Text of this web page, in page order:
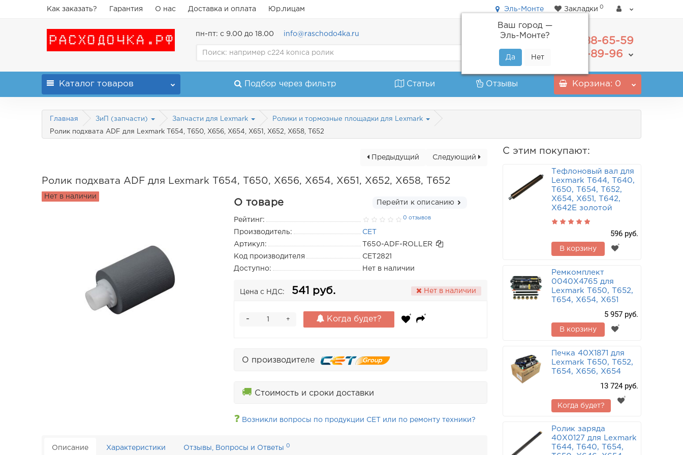
Как заказать? Гарантия О нас Доставка и оплата Юр.лицам Эль-Монте
Ваш город —
Эль-Монте?
Закладки 0
пн-пт: с 9.00 до 18.00 info@raschodo4ka.ru
488-65-59
+7(800) 555-89-96
Каталог товаров Подбор через фильтр Статьи Отзывы Корзина: 0
Главная ЗиП (запчасти) Запчасти для Lexmark Ролики и тормозные площадки для Lexmark
Ролик подхвата ADF для Lexmark T654, T650, X656, X654, X651, X652, X658, T652
Следующий
Предыдущий
Ролик подхвата ADF для Lexmark T654, T650, X656, X654, X651, X652, X658, T652
Нет в наличии
О товаре Перейти к описанию
Рейтинг: 0 отзывов
Производитель:
CET
Артикул:
T650-ADF-ROLLER
Код производителя
CET2821
Доступно:
Нет в наличии
Цена с НДС: 541 руб. Нет в наличии
+
- Когда будет?
О производителе
🚚 Стоимость и сроки доставки
❓ Возникли вопросы по продукции CET или по ремонту техники?
Описание Характеристики Отзывы, Вопросы и Ответы0
С этим покупают:
Тефлоновый вал для
Lexmark T644, T640,
T650, T654, T652,
X654, X651, T642,
X642E золотой
596 руб.
В корзину
Ремкомплект
0040X4765 для
Lexmark T650, T652,
T654, X654, X651
5 957 руб.
В корзину
Печка 40X1871 для
Lexmark T650, T652,
T654, X656, X654
13 724 руб.
Когда будет?
Ролик заряда
40X0127 для Lexmark
T644, T640, T654,